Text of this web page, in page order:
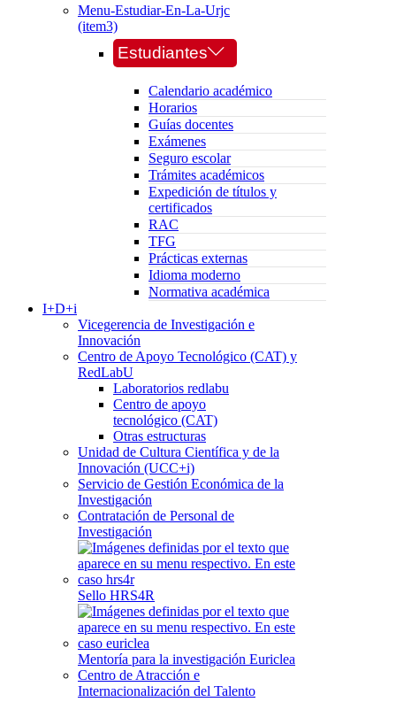
Menu-Estudiar-En-La-Urjc
(item3)
Estudiantes
Calendario académico
Horarios
Guías docentes
Exámenes
Seguro escolar
Trámites académicos
Expedición de títulos y
certificados
RAC
TFG
Prácticas externas
Idioma moderno
Normativa académica
I+D+i
Vicegerencia de Investigación e
Innovación
Centro de Apoyo Tecnológico (CAT) y
RedLabU
Laboratorios redlabu
Centro de apoyo
tecnológico (CAT)
Otras estructuras
Unidad de Cultura Científica y de la
Innovación (UCC+i)
Servicio de Gestión Económica de la
Investigación
Contratación de Personal de
Investigación
Sello HRS4R
Mentoría para la investigación Euriclea
Centro de Atracción e
Internacionalización del Talento